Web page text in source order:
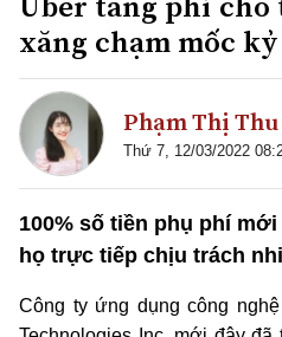
xăng chạm mốc
Phạm Thị
Thứ 7, 12/03/2022
100% số tiền phụ phí
họ trực tiếp chịu trách
Công ty ứng dụng công